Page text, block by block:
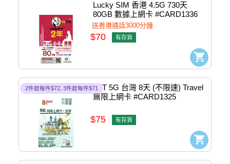
Lucky SIM 香港 4.5G 730天
80GB 數據上網卡 #CARD1336
送香港通話3000分鐘
$70 有存貨
2件起每件$72, 3件起每件$71FTT 5G 台灣 8天 (不限速) Travel
無限上網卡 #CARD1325
$75 有存貨